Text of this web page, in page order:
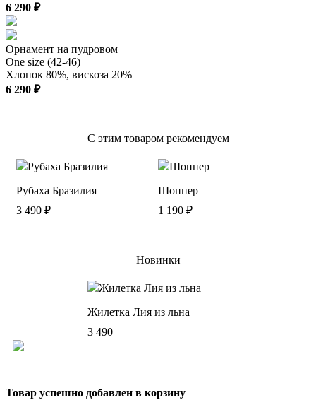
6 290 ₽
Орнамент на пудровом
One size (42-46)
Хлопок 80%, вискоза 20%
6 290 ₽
С этим товаром рекомендуем
Рубаха Бразилия
3 490 ₽
Шоппер
1 190 ₽
Новинки
Жилетка Лия из льна
3 490
Товар успешно добавлен в корзину